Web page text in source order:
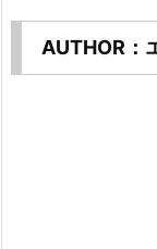
AUTHOR：